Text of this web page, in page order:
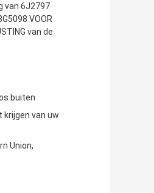
van 6J2797
VOOR
van de
buiten
krijgen van uw
Union,